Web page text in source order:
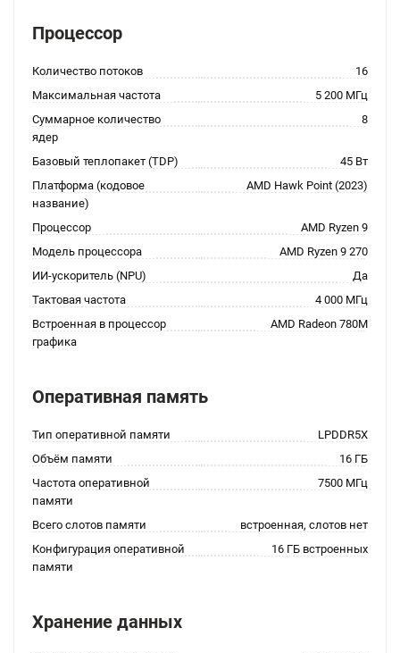
Процессор
Количество потоков
16
Максимальная частота
5 200 МГц
Суммарное количество
ядер
8
Базовый теплопакет (TDP)
45 Вт
Платформа (кодовое
название)
AMD Hawk Point (2023)
Процессор
AMD Ryzen 9
Модель процессора
AMD Ryzen 9 270
ИИ-ускоритель (NPU)
Да
Тактовая частота
4 000 МГц
Встроенная в процессор
графика
AMD Radeon 780M
Оперативная память
Тип оперативной памяти
LPDDR5X
Объём памяти
16 ГБ
Частота оперативной
памяти
7500 МГц
Всего слотов памяти
встроенная, слотов нет
Конфигурация оперативной
памяти
16 ГБ встроенных
Хранение данных